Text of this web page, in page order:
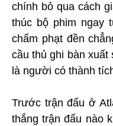
chính bỏ qua cách
thúc bộ phim ngay
chấm phạt đền
cầu thủ ghi bàn xuất
là người có thành
Trước trận đấu ở
thắng trận đấu nào